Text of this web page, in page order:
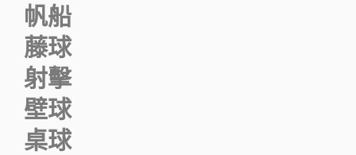
帆船
藤球
射擊
壁球
桌球